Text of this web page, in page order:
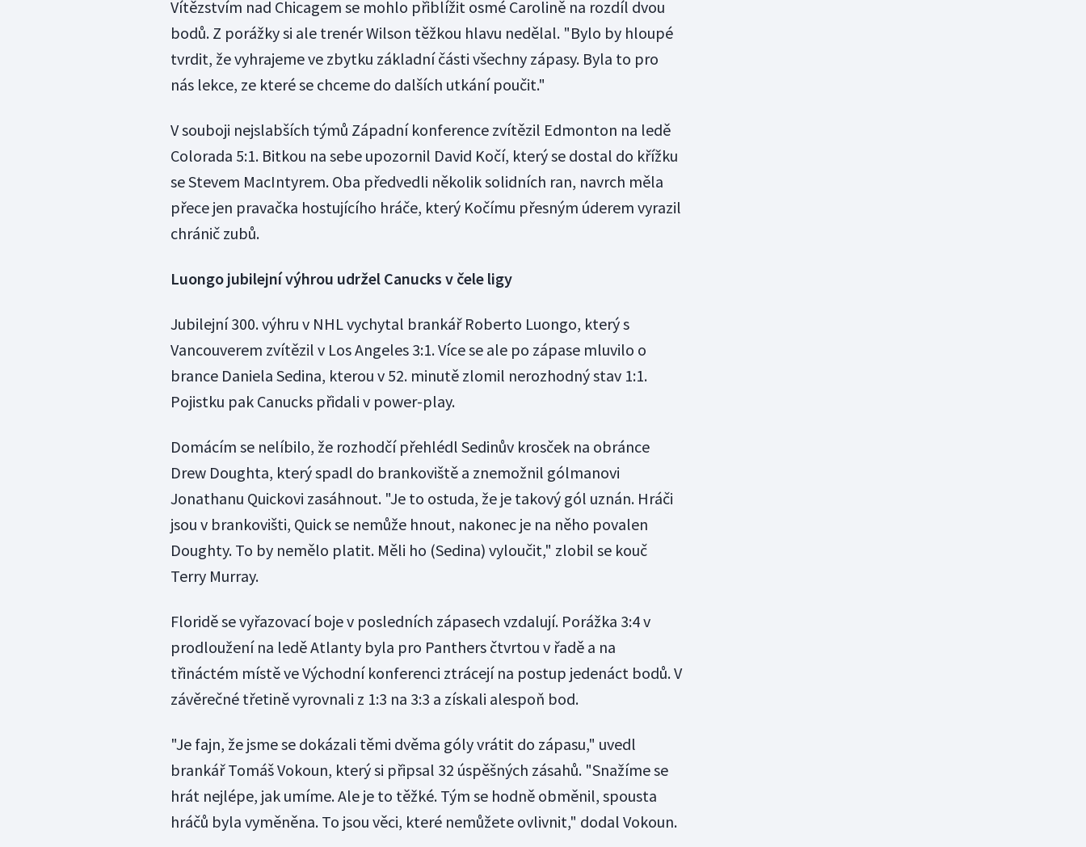
Vítězstvím nad Chicagem se mohlo přiblížit osmé Carolině na rozdíl dvou
bodů. Z porážky si ale trenér Wilson těžkou hlavu nedělal. "Bylo by hloupé
tvrdit, že vyhrajeme ve zbytku základní části všechny zápasy. Byla to pro
nás lekce, ze které se chceme do dalších utkání poučit."
V souboji nejslabších týmů Západní konference zvítězil Edmonton na ledě
Colorada 5:1. Bitkou na sebe upozornil David Kočí, který se dostal do křížku
se Stevem MacIntyrem. Oba předvedli několik solidních ran, navrch měla
přece jen pravačka hostujícího hráče, který Kočímu přesným úderem vyrazil
chránič zubů.
Luongo jubilejní výhrou udržel Canucks v čele ligy
Jubilejní 300. výhru v NHL vychytal brankář Roberto Luongo, který s
Vancouverem zvítězil v Los Angeles 3:1. Více se ale po zápase mluvilo o
brance Daniela Sedina, kterou v 52. minutě zlomil nerozhodný stav 1:1.
Pojistku pak Canucks přidali v power-play.
Domácím se nelíbilo, že rozhodčí přehlédl Sedinův krosček na obránce
Drew Doughta, který spadl do brankoviště a znemožnil gólmanovi
Jonathanu Quickovi zasáhnout. "Je to ostuda, že je takový gól uznán. Hráči
jsou v brankovišti, Quick se nemůže hnout, nakonec je na něho povalen
Doughty. To by nemělo platit. Měli ho (Sedina) vyloučit," zlobil se kouč
Terry Murray.
Floridě se vyřazovací boje v posledních zápasech vzdalují. Porážka 3:4 v
prodloužení na ledě Atlanty byla pro Panthers čtvrtou v řadě a na
třináctém místě ve Východní konferenci ztrácejí na postup jedenáct bodů. V
závěrečné třetině vyrovnali z 1:3 na 3:3 a získali alespoň bod.
"Je fajn, že jsme se dokázali těmi dvěma góly vrátit do zápasu," uvedl
brankář Tomáš Vokoun, který si připsal 32 úspěšných zásahů. "Snažíme se
hrát nejlépe, jak umíme. Ale je to těžké. Tým se hodně obměnil, spousta
hráčů byla vyměněna. To jsou věci, které nemůžete ovlivnit," dodal Vokoun.